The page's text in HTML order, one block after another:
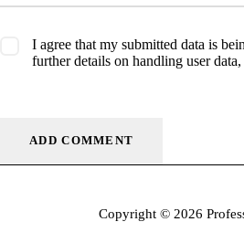
I agree that my submitted data is
further details on handling user
Copyright © 2026